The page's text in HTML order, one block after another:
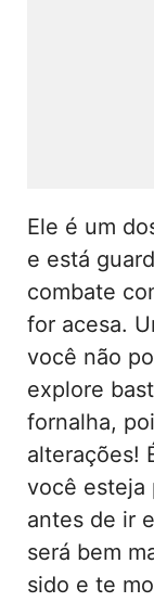
Ele é um
e está
combate
for acesa.
você não
explore
fornalha,
alterações!
você esteja
antes de ir
será bem
sido e te